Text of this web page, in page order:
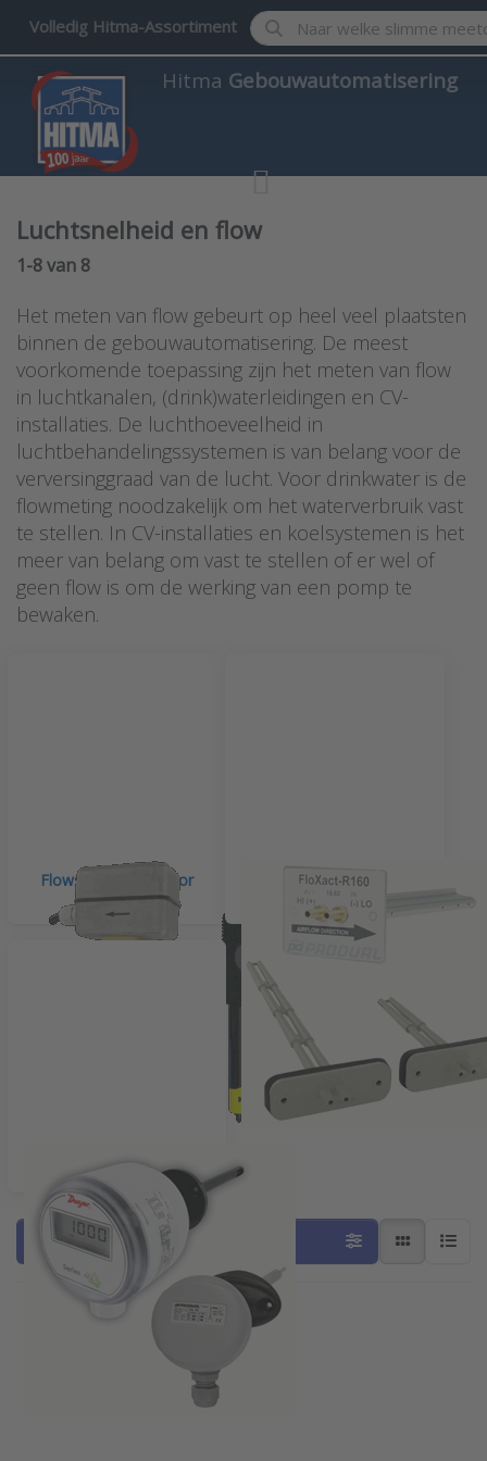
Volledig Hitma-Assortiment Enter a search term.
Hitma Gebouwautomatisering
Luchtsnelheid en flow
Search results:
1-8van 8
Het meten van flow gebeurt op heel veel plaatsten
binnen de gebouwautomatisering. De meest
voorkomende toepassing zijn het meten van flow
in luchtkanalen, (drink)waterleidingen en CV-
installaties. De luchthoeveelheid in
luchtbehandelingssystemen is van belang voor de
verversinggraad van de lucht. Voor drinkwater is de
flowmeting noodzakelijk om het waterverbruik vast
te stellen. In CV-installaties en koelsystemen is het
meer van belang om vast te stellen of er wel of
geen flow is om de werking van een pomp te
bewaken.
Flowschakelaars voor
water
Flowsensoren voor
ventilatiekanalen
Filter & Sort